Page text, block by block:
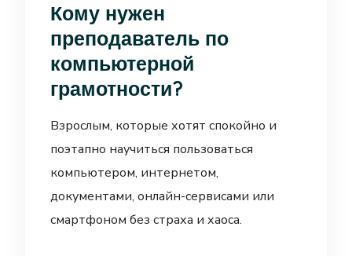
Кому нужен
преподаватель по
компьютерной
грамотности?
Взрослым, которые хотят спокойно и
поэтапно научиться пользоваться
компьютером, интернетом,
документами, онлайн-сервисами или
смартфоном без страха и хаоса.